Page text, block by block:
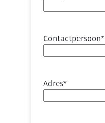
Contactpersoon*
Adres*